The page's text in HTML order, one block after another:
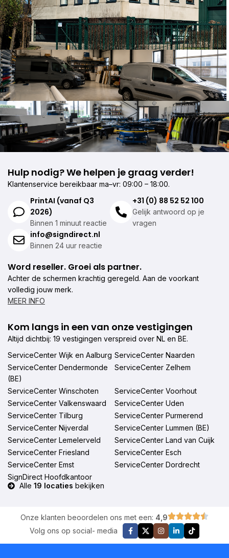
Hulp nodig? We helpen je graag verder!
Klantenservice bereikbaar ma–vr: 09:00 – 18:00.
PrintAI (vanaf Q3
2026)
Binnen 1 minuut reactie
+31 (0) 88 52 52 100
Gelijk antwoord op je
vragen
info@signdirect.nl
Binnen 24 uur reactie
Word reseller. Groei als partner.
Achter de schermen krachtig geregeld. Aan de voorkant
volledig jouw merk.
MEER INFO
Kom langs in een van onze vestigingen
Altijd dichtbij: 19 vestigingen verspreid over NL en BE.
ServiceCenter Wijk en Aalburg ServiceCenter Naarden
ServiceCenter Dendermonde
(BE)
ServiceCenter Zelhem
ServiceCenter Winschoten
ServiceCenter Voorhout
ServiceCenter Valkenswaard
ServiceCenter Uden
ServiceCenter Tilburg
ServiceCenter Purmerend
ServiceCenter Nijverdal
ServiceCenter Lummen (BE)
ServiceCenter Lemelerveld
ServiceCenter Land van Cuijk
ServiceCenter Friesland
ServiceCenter Esch
ServiceCenter Emst
ServiceCenter Dordrecht
SignDirect Hoofdkantoor
Alle 19 locaties bekijken
Onze klanten beoordelen ons met een: 4,9
Volg ons op social- media